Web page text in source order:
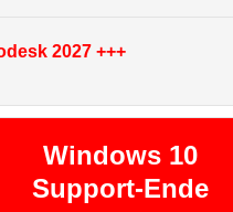
2027 +++
Windows 10
Support-Ende